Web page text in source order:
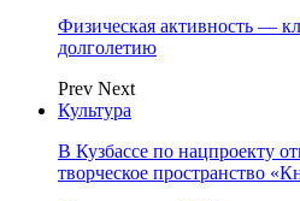
Физическая активность —
долголетию
Prev Next
Культура
В Кузбассе по нацпроекту
творческое пространство